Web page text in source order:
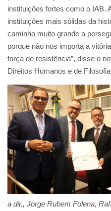
instituições fortes como o IAB.
instituições mais sólidas da
caminho muito grande a
porque não nos importa a
força de resistência”, disse o
Direitos Humanos e de
a dir., Jorge Rubem Folena,